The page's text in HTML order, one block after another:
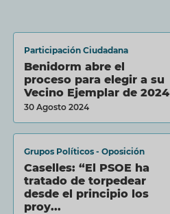
Participación Ciudadana
Benidorm abre el
proceso para elegir a su
Vecino Ejemplar de 2024
30 Agosto 2024
Grupos Políticos - Oposición
Caselles: “El PSOE ha
tratado de torpedear
desde el principio los
proy...